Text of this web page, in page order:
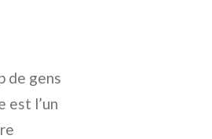
de gens
est l’un